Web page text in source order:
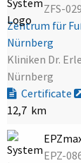
ZFS-029
Zentrum für
Nürnberg
Kliniken Dr.
Nürnberg
Certificate
12,7 km
EPZ-